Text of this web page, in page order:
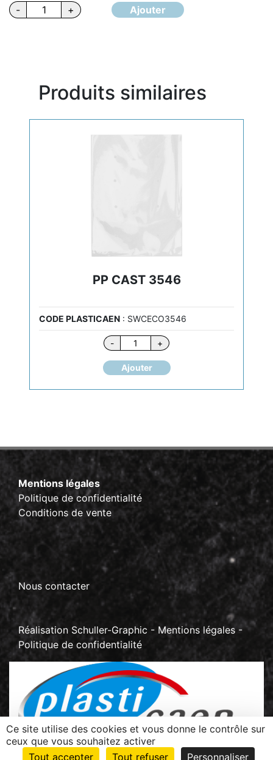
-
quantité
+ Ajouter
Produits similaires
PP CAST 3546
CODE PLASTICAEN : SWCECO3546
-
quantité
de
PP
3546
+
Ajouter
Mentions légales
Politique de confidentialité
Conditions de vente
Nous contacter
Réalisation Schuller-Graphic - Mentions légales -
Politique de confidentialité
Z.I La Sablonnière - BP 70267 Rots
Ce site utilise des cookies et vous donne le contrôle sur
ceux que vous souhaitez activer
Tout accepter
Tout refuser Personnaliser